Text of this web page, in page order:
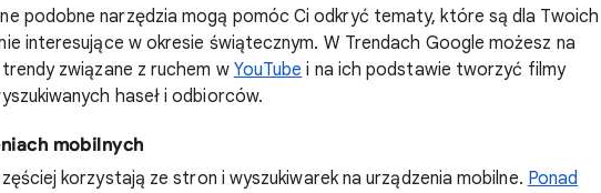
podobne narzędzia mogą pomóc Ci odkryć tematy, które są dla Twoich
interesujące w okresie świątecznym. W Trendach Google możesz na
związane z ruchem w YouTube i na ich podstawie tworzyć filmy
haseł i odbiorców.
mobilnych
korzystają ze stron i wyszukiwarek na urządzenia mobilne. Ponad